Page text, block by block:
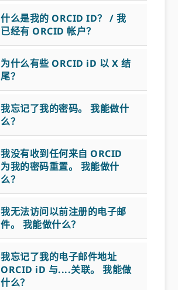
什么是我的 ORCID ID？ / 我
已经有 ORCID 帐户？
为什么有些 ORCID iD 以 X 结
尾？
我忘记了我的密码。 我能做什
么？
我没有收到任何来自 ORCID
为我的密码重置。 我能做什
么？
我无法访问以前注册的电子邮
件。 我能做什么？
我忘记了我的电子邮件地址
ORCID iD 与....关联。 我能做
什么？